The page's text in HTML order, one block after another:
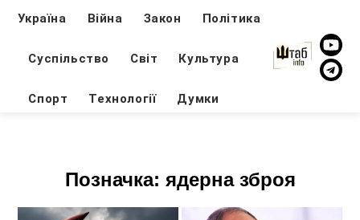
Україна Війна Закон Політика
Суспільство Світ Культура
Спорт Технології Думки
Позначка: ядерна зброя